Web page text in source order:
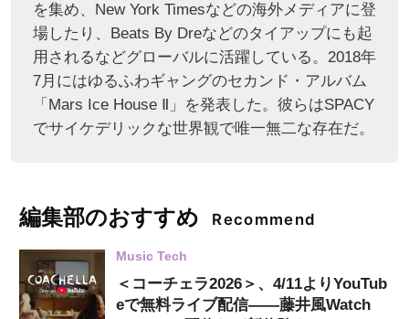
を集め、New York Timesなどの海外メディアに登
場したり、Beats By Dreなどのタイアップにも起
用されるなどグローバルに活躍している。2018年
7月にはゆるふわギャングのセカンド・アルバム
「Mars Ice House Ⅱ」を発表した。彼らはSPACY
でサイケデリックな世界観で唯一無二な存在だ。
編集部のおすすめ Recommend
Music Tech
＜コーチェラ2026＞、4/11よりYouTub
eで無料ライブ配信——藤井風Watch